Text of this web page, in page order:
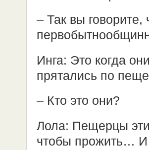
– Так вы говорите,
Инга: Это когда
прятались по
– Кто это они?
Лола: Пещерцы
чтобы прожить… И